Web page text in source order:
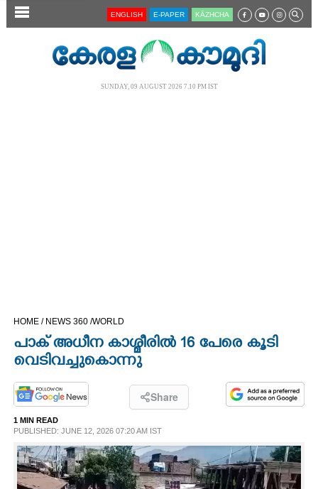
SECTIONS
LIFESTYLE
ENGLISH E-PAPER KĀZHCHA
SUNDAY, 09 AUGUST 2026 7.10 PM IST
HOME / NEWS 360 /WORLD
പാക് അധീന കാശ്മീരിൽ 16 പേരെ കൂടി
വെടിവച്ചുകൊന്നു
Share
1 MIN READ
PUBLISHED: JUNE 12, 2026 07:20 AM IST